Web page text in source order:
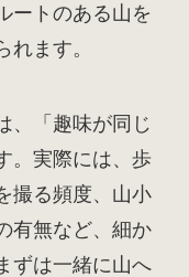
ートのある山を
ます。
、「趣味が同じ
。実際には、歩
撮る頻度、山小
有無など、細か
ずは一緒に山へ